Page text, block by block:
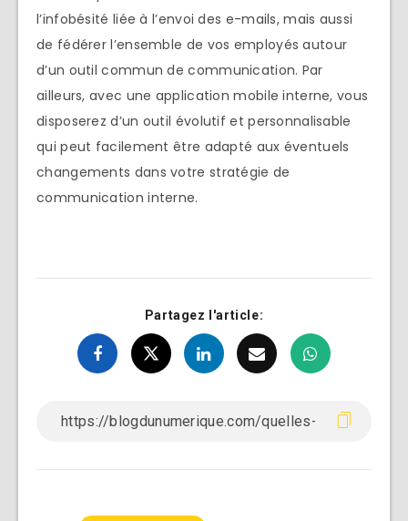
l’infobésité liée à l’envoi des e-mails, mais aussi
de fédérer l’ensemble de vos employés autour
d’un outil commun de communication. Par
ailleurs, avec une application mobile interne, vous
disposerez d’un outil évolutif et personnalisable
qui peut facilement être adapté aux éventuels
changements dans votre stratégie de
communication interne.
Partagez l'article: